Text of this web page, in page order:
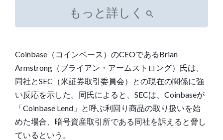
もっと詳しく
Coinbase （コインベース）のCEOであるBrian
Armstrong（ブライアン・アームストロング）氏は、
同社とSEC（米証券取引委員会）との現在の関係に強
い反応を示した。同氏によると、SECは、Coinbaseが
「Coinbase Lend 」と呼ぶ利回り商品の取り扱いを始
めた場合、暗号資産取引所である同社を訴えると脅し
ているという。